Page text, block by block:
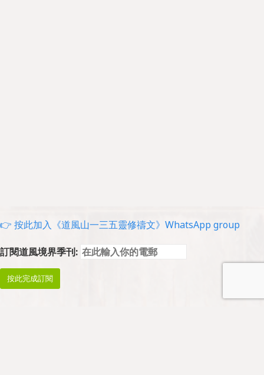
👉 按此加入《道風山一三五靈修禱文》WhatsApp group
訂閱道風境界季刊: